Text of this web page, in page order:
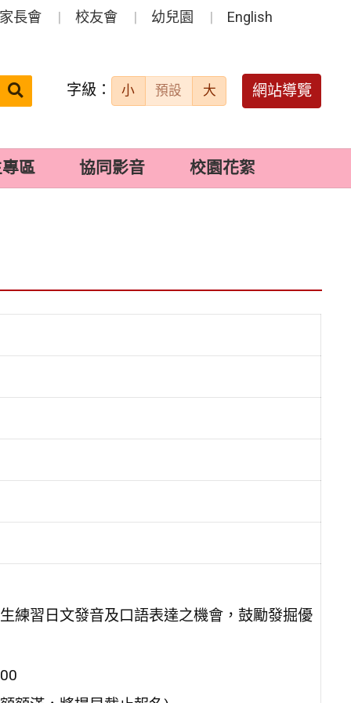
家長會 校友會 幼兒園 English
搜
送出 字級： 小 預設 大 網站導覽
區 協同影音 校園花絮
練習日文發音及口語表達之機會，鼓勵發掘優